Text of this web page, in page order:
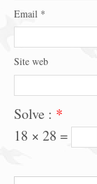
Email *
Site web
Solve : *
18 × 28 =